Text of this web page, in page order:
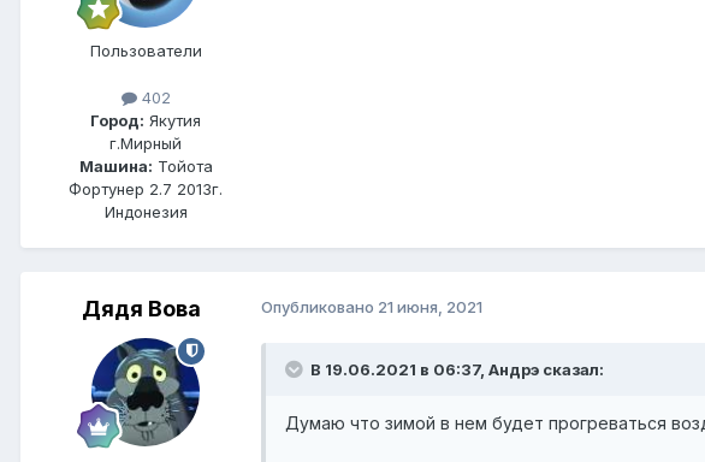
Пользователи
402
Город: Якутия
г.Мирный
Машина: Тойота
Фортунер 2.7 2013г.
Индонезия
Дядя Вова Опубликовано 21 июня, 2021
В 19.06.2021 в 06:37, Андрэ сказал:
Думаю что зимой в нем будет прогреваться